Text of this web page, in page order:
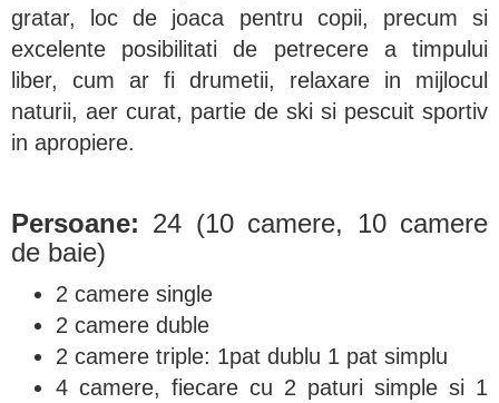
gratar, loc de joaca pentru copii, precum si
excelente posibilitati de petrecere a timpului
liber, cum ar fi drumetii, relaxare in mijlocul
naturii, aer curat, partie de ski si pescuit sportiv
in apropiere.
Persoane: 24 (10 camere, 10 camere
de baie)
2 camere single
2 camere duble
2 camere triple: 1pat dublu 1 pat simplu
4 camere, fiecare cu 2 paturi simple si 1